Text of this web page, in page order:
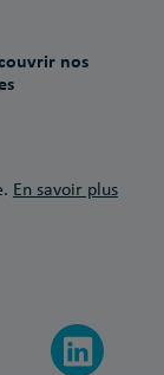
nos
En savoir plus